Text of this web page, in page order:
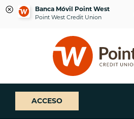
Banca Móvil Point West
Point West Credit Union
sesión
banca
¿Qué
podemos
ayudarte
a
ACCESO